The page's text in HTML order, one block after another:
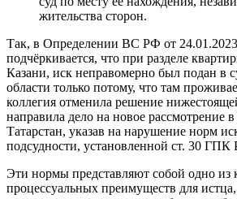
жительства сторон.
Так, в Определении ВС РФ от
подчёркивается, что при разделе
Казани, иск неправомерно был подан в
области только потому, что там
коллегия отменила решение
направила дело на новое рассмотрение
Татарстан, указав на нарушение норм
подсудности, установленной ст. 30 ГПК
Эти нормы представляют собой одно из
процессуальных преимуществ для